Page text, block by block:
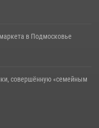
в Подмосковье
совершённую «семейным